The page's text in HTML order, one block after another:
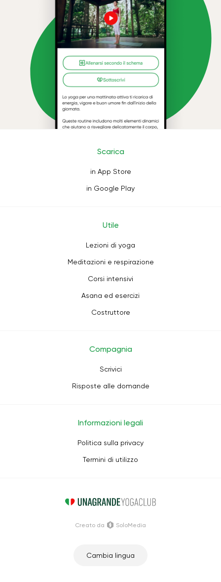
Scarica
in App Store
in Google Play
Utile
Lezioni di yoga
Meditazioni e respirazione
Corsi intensivi
Asana ed esercizi
Costruttore
Compagnia
Scrivici
Risposte alle domande
Informazioni legali
Politica sulla privacy
Termini di utilizzo
Cambia lingua
Creato da SoloMedia